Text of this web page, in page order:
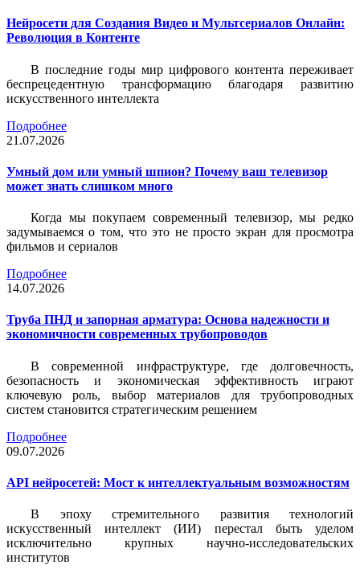
Нейросети для Создания Видео и Мультсериалов Онлайн:
Революция в Контенте
В последние годы мир цифрового контента переживает
беспрецедентную трансформацию благодаря развитию
искусственного интеллекта
Подробнее
21.07.2026
Умный дом или умный шпион? Почему ваш телевизор
может знать слишком много
Когда мы покупаем современный телевизор, мы редко
задумываемся о том, что это не просто экран для просмотра
фильмов и сериалов
Подробнее
14.07.2026
Труба ПНД и запорная арматура: Основа надежности и
экономичности современных трубопроводов
В современной инфраструктуре, где долговечность,
безопасность и экономическая эффективность играют
ключевую роль, выбор материалов для трубопроводных
систем становится стратегическим решением
Подробнее
09.07.2026
API нейросетей: Мост к интеллектуальным возможностям
В эпоху стремительного развития технологий
искусственный интеллект (ИИ) перестал быть уделом
исключительно крупных научно-исследовательских
институтов